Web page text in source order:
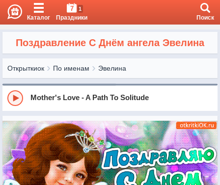
Каталог
7 1
Праздники Поиск
Поздравление С Днём ангела Эвелина
Открыткиок По именам Эвелина
Mother's Love - A Path To Solitude